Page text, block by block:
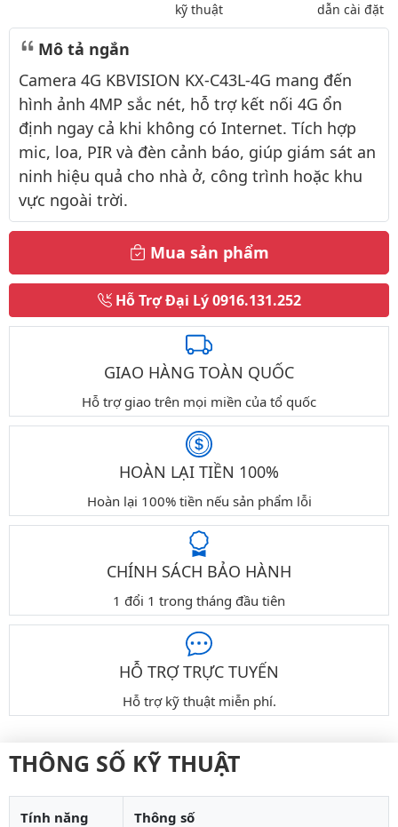
kỹ thuật
dẫn cài đặt
Mô tả ngắn
Camera 4G KBVISION KX-C43L-4G mang đến
hình ảnh 4MP sắc nét, hỗ trợ kết nối 4G ổn
định ngay cả khi không có Internet. Tích hợp
mic, loa, PIR và đèn cảnh báo, giúp giám sát an
ninh hiệu quả cho nhà ở, công trình hoặc khu
vực ngoài trời.
Mua sản phẩm
Hỗ Trợ Đại Lý0916.131.252
GIAO HÀNG TOÀN QUỐC
Hỗ trợ giao trên mọi miền của tổ quốc
HOÀN LẠI TIỀN 100%
Hoàn lại 100% tiền nếu sản phẩm lỗi
CHÍNH SÁCH BẢO HÀNH
1 đổi 1 trong tháng đầu tiên
HỖ TRỢ TRỰC TUYẾN
Hỗ trợ kỹ thuật miễn phí.
THÔNG SỐ KỸ THUẬT
Tính năng Thông số